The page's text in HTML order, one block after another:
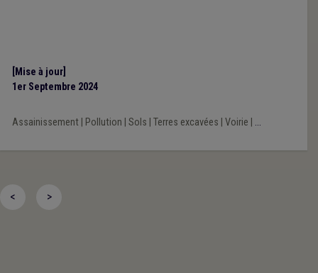
[Mise à jour]
1er Septembre 2024
Assainissement| Pollution Sols Terres excavées Voirie ...
< >